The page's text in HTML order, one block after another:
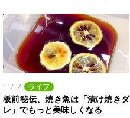
11/12 ライフ
板前秘伝、焼き魚は「漬け焼きダ
レ」でもっと美味しくなる